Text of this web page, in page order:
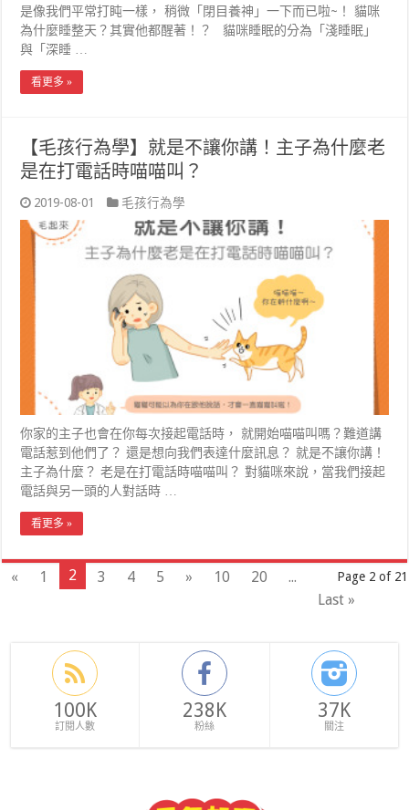
是像我們平常打盹一樣， 稍微「閉目養神」一下而已啦~！ 貓咪
為什麼睡整天？其實他都醒著！？ 貓咪睡眠的分為「淺睡眠」
與「深睡 …
看更多 »
【毛孩行為學】就是不讓你講！主子為什麼老
是在打電話時喵喵叫？
2019-08-01 毛孩行為學
你家的主子也會在你每次接起電話時， 就開始喵喵叫嗎？難道講
電話惹到他們了？ 還是想向我們表達什麼訊息？ 就是不讓你講！
主子為什麼？ 老是在打電話時喵喵叫？ 對貓咪來說，當我們接起
電話與另一頭的人對話時 …
看更多 »
Page 2 of 21
« 1 2 3 4 5 » 10 20
...
Last »
100K
訂閱人數
238K
粉絲
37K
關注